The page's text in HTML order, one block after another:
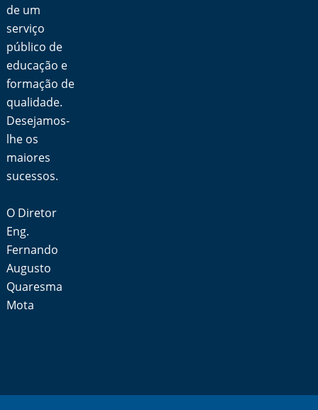
de um
serviço
público de
educação e
formação de
qualidade.
Desejamos-
lhe os
maiores
sucessos.
O Diretor
Eng.
Fernando
Augusto
Quaresma
Mota